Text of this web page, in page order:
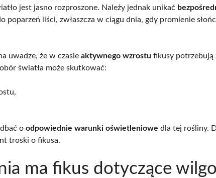
jest jasno rozproszone. Należy jednak unikać
poparzeń liści, zwłaszcza w ciągu dnia, gdy promienie
uwadze, że w czasie aktywnego wzrostu fikusy potrzebują
światła może skutkować:
o odpowiednie warunki oświetleniowe dla tej rośliny.
troski o fikusa.
ma fikus dotyczące